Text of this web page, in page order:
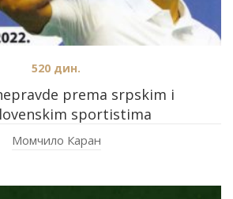
prema srpskim i
sportistima
520 дин.
Момчило Каран